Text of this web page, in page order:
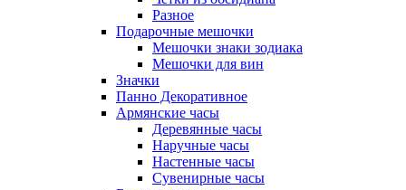
Разное
Подарочные мешочки
Мешочки знаки зодиака
Мешочки для вин
Значки
Панно Декоративное
Армянские часы
Деревянные часы
Наручные часы
Настенные часы
Сувенирные часы